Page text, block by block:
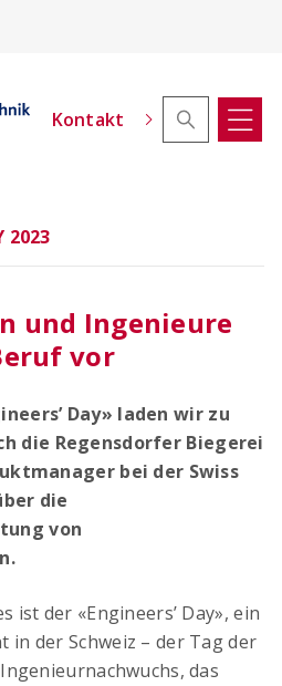
Kontakt
- Konfigurator
mit Höhenversatz
überprüfen
2023
und Ingenieure
vor
Day» laden wir zu
die Regensdorfer Biegerei
bei der Swiss
die
von
ist der «Engineers’ Day», ein
in der Schweiz – der Tag der
das